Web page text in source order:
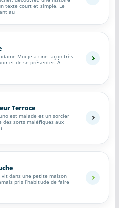
texte court et simple. Le
au
Moi-je a une façon très
et de se présenter. À
Terroce
est malade et un sorcier
sorts maléfiques aux
vit dans une petite maison
pris l’habitude de faire